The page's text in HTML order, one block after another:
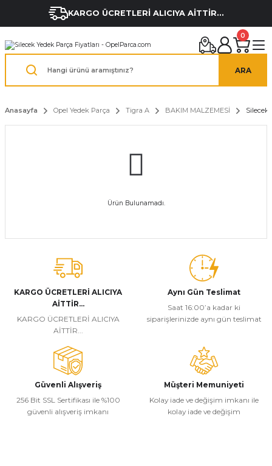
KARGO ÜCRETLERİ ALICIYA AİTTİR...
ARA
0
Anasayfa Opel Yedek Parça Tigra A BAKIM MALZEMESİ Silecek
Ürün Bulunamadı.
KARGO ÜCRETLERİ ALICIYA
AİTTİR...
KARGO ÜCRETLERİ ALICIYA
AİTTİR...
Aynı Gün Teslimat
Saat 16:00’a kadar ki
siparişlerinizde aynı gün teslimat
Güvenli Alışveriş
256 Bit SSL Sertifikası ile %100
güvenli alışveriş imkanı
Müşteri Memuniyeti
Kolay iade ve değişim imkanı ile
kolay iade ve değişim